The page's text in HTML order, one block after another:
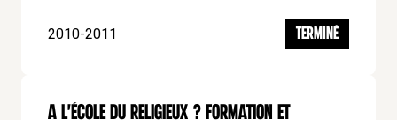
2010-2011 TERMINÉ
A l'école du religieux ? formation et